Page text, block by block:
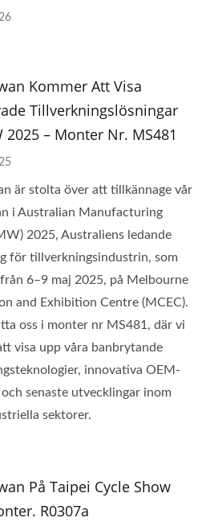
Kommer Att Visa
Tillverkningslösningar
2025 – Monter Nr. MS481
är stolta över att tillkännage vår
i Australian Manufacturing
2025, Australiens ledande
för tillverkningsindustrin, som
6–9 maj 2025, på Melbourne
and Exhibition Centre (MCEC).
oss i monter nr MS481, där vi
visa upp våra banbrytande
innovativa OEM-
och senaste utvecklingar inom
sektorer.
På Taipei Cycle Show
R0307a